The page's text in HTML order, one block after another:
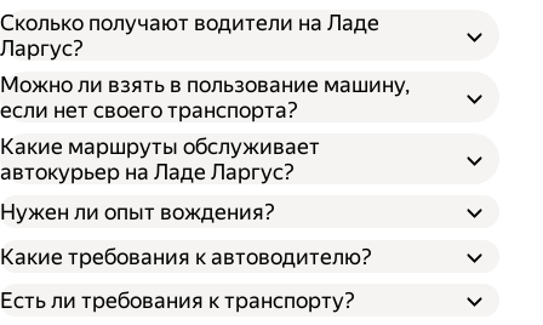
Сколько получают водители на Ладе
Ларгус?
Можно ли взять в пользование машину,
если нет своего транспорта?
Какие маршруты обслуживает
автокурьер на Ладе Ларгус?
Нужен ли опыт вождения?
Какие требования к автоводителю?
Есть ли требования к транспорту?